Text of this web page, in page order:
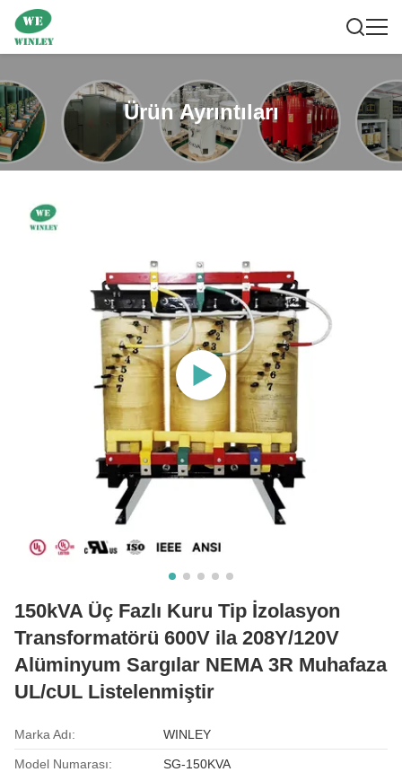
Ürün Ayrıntıları
150kVA Üç Fazlı Kuru Tip İzolasyon
Transformatörü 600V ila 208Y/120V
Alüminyum Sargılar NEMA 3R Muhafaza
UL/cUL Listelenmiştir
Marka Adı: WINLEY
Model Numarası: SG-150KVA